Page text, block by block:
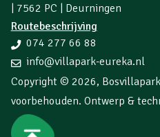
| 7562 PC | Deurningen
Routebeschrijving
074 277 66 88
info@villapark-eureka.nl
Copyright © 2026,
voorbehouden. Ontwerp &